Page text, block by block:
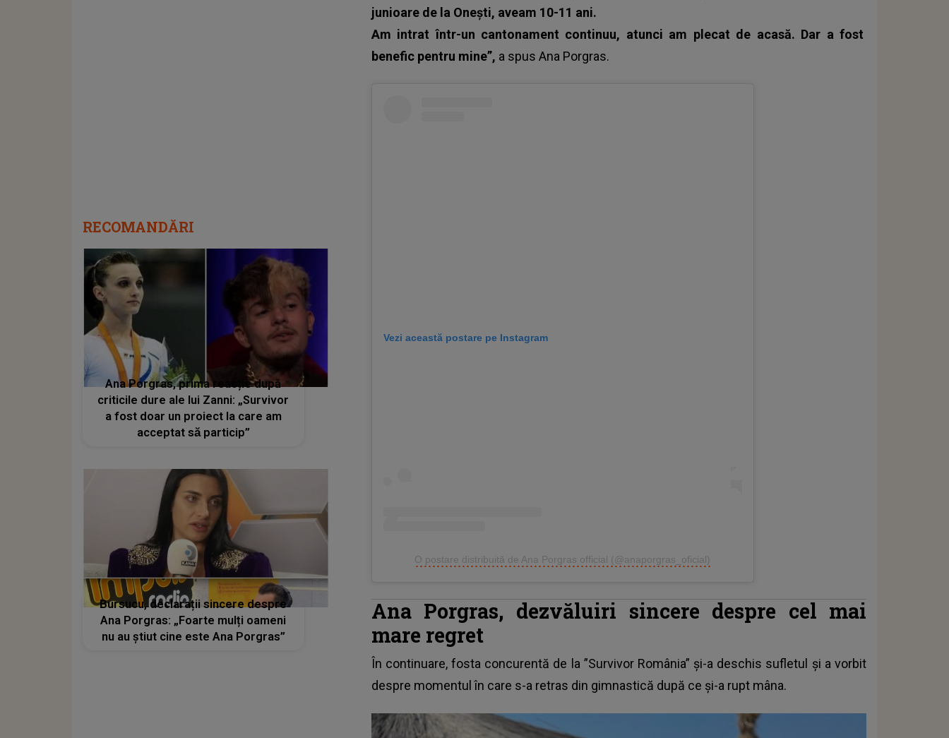
junioare de la Onești, aveam 10-11 ani.
Am intrat într-un cantonament continuu, atunci am plecat de acasă. Dar a fost
benefic pentru mine”, a spus Ana Porgras.
Vezi această postare pe Instagram
O postare distribuită de Ana Porgras official (@anaporgras_oficial)
Ana Porgras, dezvăluiri sincere despre cel mai
mare regret
În continuare,fosta concurentă de la ”Survivor România” și-a deschis sufletul și a vorbit
despre momentul în care s-a retras din gimnastică după ce și-a rupt mâna.
RECOMANDĂRI
Ana Porgras, prima reacție după
criticile dure ale lui Zanni: „Survivor
a fost doar un proiect la care am
acceptat să particip”
Bursucu, declarații sincere despre
Ana Porgras: „Foarte mulți oameni
nu au știut cine este Ana Porgras”